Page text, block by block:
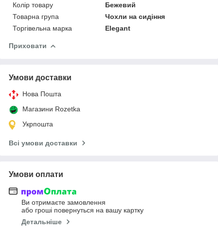
Колір товару
Бежевий
Товарна група
Чохли на сидіння
Торгівельна марка
Elegant
Приховати
Умови доставки
Нова Пошта
Магазини Rozetka
Укрпошта
Всі умови доставки
Умови оплати
Ви отримаєте замовлення
або гроші повернуться на вашу картку
Детальніше